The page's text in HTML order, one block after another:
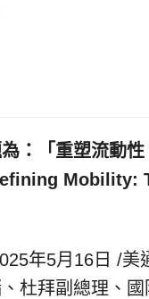
：「重塑流動
Mobility:
年5月16日 /美
杜拜副總理、